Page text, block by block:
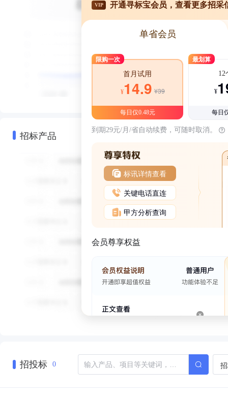
招标产品
VIP 开通寻标宝会员，查看更多招采
单省会员
限购一次
首月试用
¥14.9 ¥39
每日仅0.48元
最划算
12
¥
每日
到期29元/月/省自动续费，可随时取消。
标讯详情查看
关键电话直连
甲方分析查询
会员尊享权益
招投标 0